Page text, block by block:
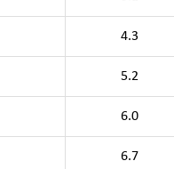
4.3
5.2
6.0
6.7